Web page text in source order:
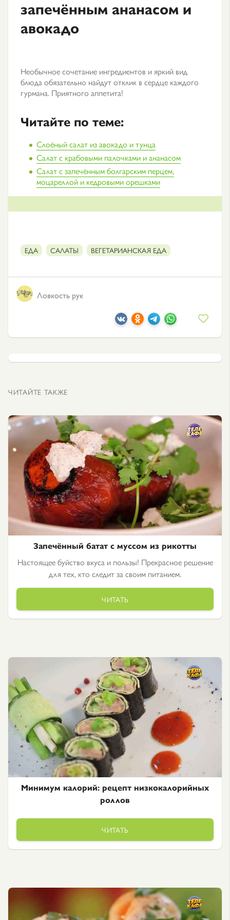
запечённым ананасом и
авокадо
Необычное сочетание ингредиентов и яркий вид
блюда обязательно найдут отклик в сердце каждого
гурмана. Приятного аппетита!
Читайте по теме:
Слоёный салат из авокадо и тунца
Салат с крабовыми палочками и ананасом
Салат с запечённым болгарским перцем,
моцареллой и кедровыми орешками
ЕДА САЛАТЫ ВЕГЕТАРИАНСКАЯ ЕДА
Ловкость рук
ЧИТАЙТЕ ТАКЖЕ
Запечённый батат с муссом из рикотты
Настоящее буйство вкуса и пользы! Прекрасное решение
для тех, кто следит за своим питанием.
ЧИТАТЬ
Минимум калорий: рецепт низкокалорийных
роллов
ЧИТАТЬ